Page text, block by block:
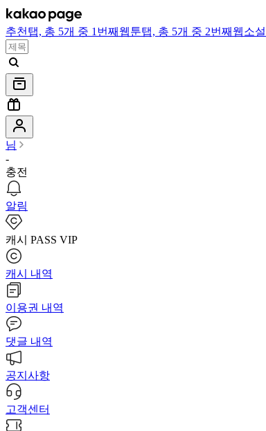
추천 탭, 총 5개 중 1번째 웹툰탭, 총 5개 중 2번째 웹소설
님
-
충전
알림
캐시 PASS VIP
캐시 내역
이용권 내역
댓글 내역
공지사항
고객센터